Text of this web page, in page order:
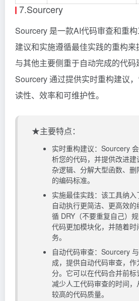
7.Sourcery
Sourcery 是一款AI代码审查和重
建议和实施遵循最佳实践的重构来
与其他主要侧重于自动完成的代码
Sourcery 通过提供实时重构建议
读性、效率和可维护性。
★主要特点：
实时重构建议：Sourcery
析您的代码，并提供改进
杂逻辑、分解大型函数、
的编码标准。
实施最佳实践：该工具纳入
自动执行更简洁、更高效
循 DRY（不要重复自己）
代码更加模块化，并随着
务。
自动代码审查：Sourcery
成，提供自动代码审查，
分。它可以在代码合并前标
减少人工代码审查的时间
较高的代码质量。